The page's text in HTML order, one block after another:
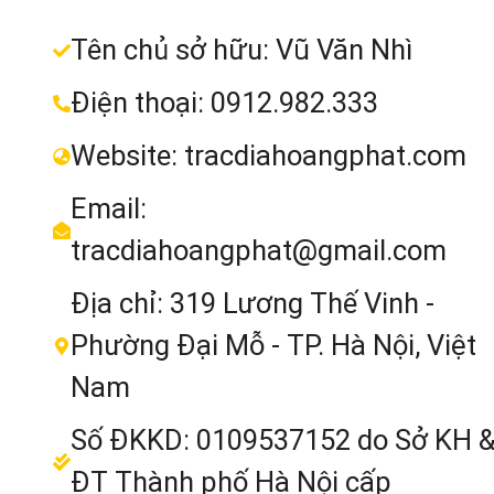
Máy Pentax AP-224 được thiết kế
đẹp với khung trục làm hoàn toàn
was:
6.200.000₫. 5.290.000₫.
Tên chủ sở hữu: Vũ Văn Nhì
Điện thoại: 0912.982.333
Website: tracdiahoangphat.com
Email:
tracdiahoangphat@gmail.com
Địa chỉ: 319 Lương Thế Vinh -
Phường Đại Mỗ - TP. Hà Nội, Việt
Nam
Số ĐKKD: 0109537152 do Sở KH &
ĐT Thành phố Hà Nội cấp